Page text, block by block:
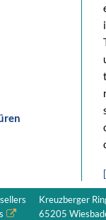
Kreuzberger
65205